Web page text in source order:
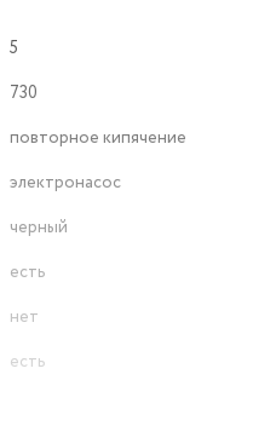
5
730
повторное кипячение
электронасос
черный
есть
нет
есть